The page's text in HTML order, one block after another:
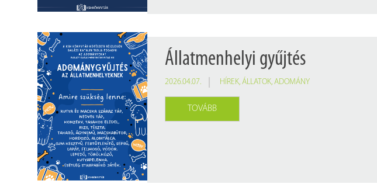
Állatmenhelyi gyűjtés
2026.04.07. HÍREK,ÁLLATOK,ADOMÁNY
TOVÁBB